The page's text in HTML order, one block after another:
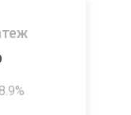
8.9%